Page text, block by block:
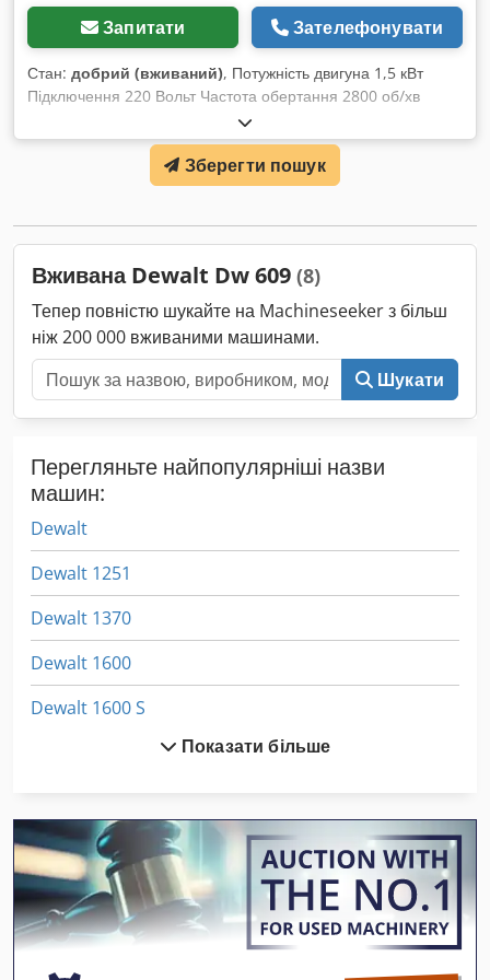
Запитати Зателефонувати
Стан: добрий (вживаний), Потужність двигуна 1,5 кВт
Підключення 220 Вольт Частота обертання 2800 об/хв
Максимальна довжина різу 370 мм при 90° Максимальна
глибина різу 95 мм Максимальний діаметр пильного диска
300 мм Cjdpjy Um Rlsfx Ag Hjha
Зберегти пошук
Вживана Dewalt Dw 609 (8)
Тепер повністю шукайте на Machineseeker з більш
ніж 200 000 вживаними машинами.
Шукати
Перегляньте найпопулярніші назви
машин:
Dewalt
Dewalt 1251
Dewalt 1370
Dewalt 1600
Dewalt 1600 S
Dewalt Dw 110
Dewalt Dw 624
Dewalt Dw 625 E
Показати більше